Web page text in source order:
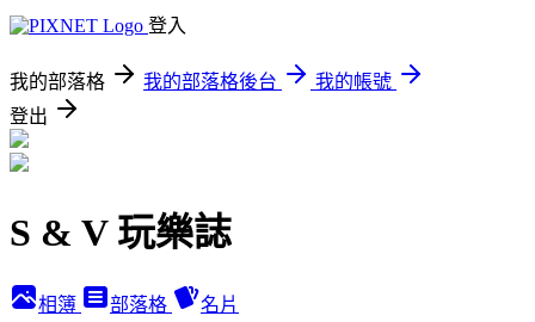
登入
我的部落格 我的部落格後台
我的帳號
登出
S & V 玩樂誌
相簿 部落格 名片